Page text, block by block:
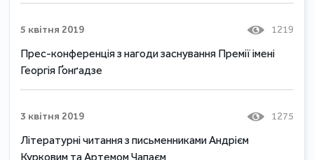
5 квітня 2019 1219
Прес-конференція з нагоди заснування Премії імені
Георгія Ґонґадзе
3 квітня 2019 1275
Літературні читання з письменниками Андрієм
Курковим та Артемом Чапаєм